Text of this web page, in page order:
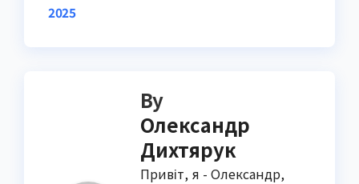
2025
By
Олександр
Дихтярук
Привіт, я - Олександр,